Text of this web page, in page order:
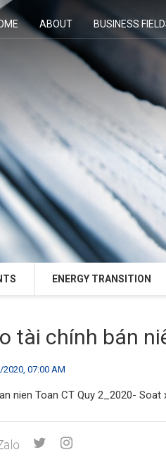
ABOUT BUSINESS
ENERGY TRANSITION
tài chính bán
2020, 07:00 AM
nien Toan CT Quy 2_2020- Soat